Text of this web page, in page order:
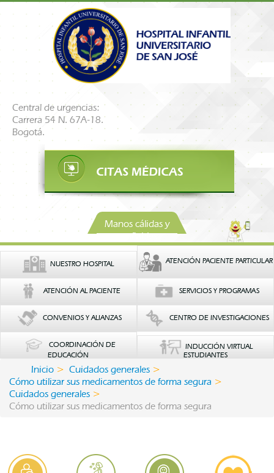
Central de urgencias:
Carrera 54 N. 67A-18.
Bogotá.
Manos cálidas y
confiables
NUESTRO HOSPITAL ATENCIÓN PACIENTE PARTICULAR
ATENCIÓN AL PACIENTE SERVICIOS Y PROGRAMAS
CONVENIOS Y ALIANZAS CENTRO DE INVESTIGACIONES
COORDINACIÓN DE
EDUCACIÓN
INDUCCIÓN VIRTUAL
ESTUDIANTES
Inicio
Cuidados generales
Cómo utilizar sus medicamentos de forma segura
Cuidados generales
Cómo utilizar sus medicamentos de forma segura